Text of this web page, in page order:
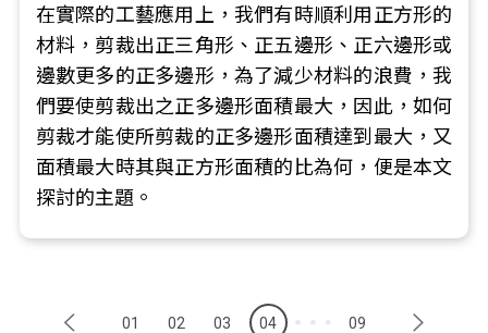
在實際的工藝應用上，我們有時順利用正方形的
材料，剪裁出正三角形、正五邊形、正六邊形或
邊數更多的正多邊形，為了減少材料的浪費，我
們要使剪裁出之正多邊形面積最大，因此，如何
剪裁才能使所剪裁的正多邊形面積達到最大，又
面積最大時其與正方形面積的比為何，便是本文
探討的主題。
01 02 03 04 09